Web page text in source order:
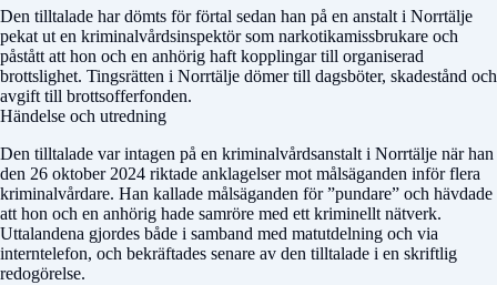
Den tilltalade har dömts för förtal sedan han på en anstalt i Norrtälje
pekat ut en kriminalvårdsinspektör som narkotikamissbrukare och
påstått att hon och en anhörig haft kopplingar till organiserad
brottslighet. Tingsrätten i Norrtälje dömer till dagsböter, skadestånd och
avgift till brottsofferfonden.
Händelse och utredning
Den tilltalade var intagen på en kriminalvårdsanstalt i Norrtälje när han
den 26 oktober 2024 riktade anklagelser mot målsäganden inför flera
kriminalvårdare. Han kallade målsäganden för ”pundare” och hävdade
att hon och en anhörig hade samröre med ett kriminellt nätverk.
Uttalandena gjordes både i samband med matutdelning och via
interntelefon, och bekräftades senare av den tilltalade i en skriftlig
redogörelse.